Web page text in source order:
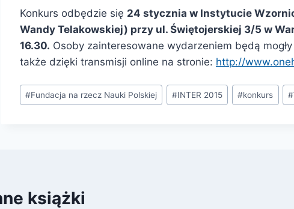
Konkurs odbędzie się 24 stycznia w Instytucie
Wandy Telakowskiej) przy ul. Świętojerskiej 3/5 w
16.30. Osoby zainteresowane wydarzeniem będą
także dzięki transmisji online na stronie: http://
Tagi
wpisu:
#Fundacja na rzecz Nauki Polskiej #INTER 2015 #konkurs #
książki